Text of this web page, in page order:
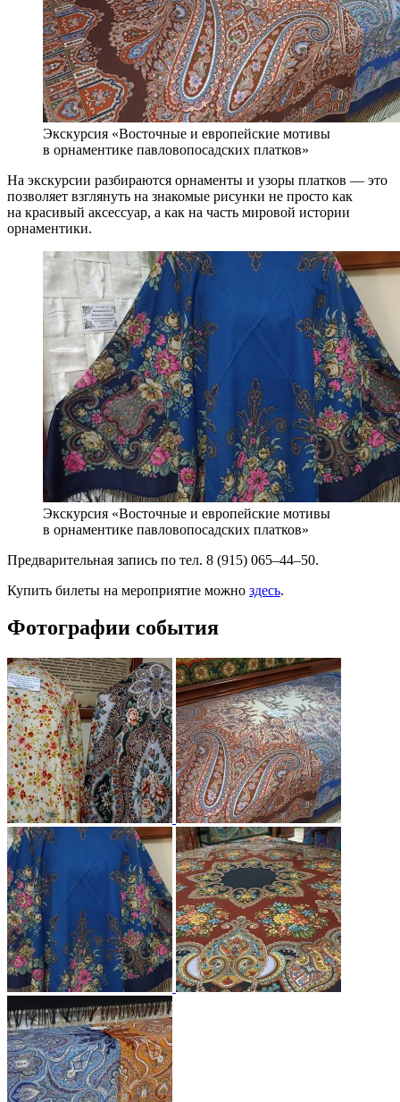
Экскурсия «Восточные и европейские мотивы
в орнаментике павловопосадских платков»
На экскурсии разбираются орнаменты и узоры платков — это
позволяет взглянуть на знакомые рисунки не просто как
на красивый аксессуар, а как на часть мировой истории
орнаментики.
Экскурсия «Восточные и европейские мотивы
в орнаментике павловопосадских платков»
Предварительная запись по тел. 8 (915) 065–44–50.
Купить билеты на мероприятие можно здесь.
Фотографии события